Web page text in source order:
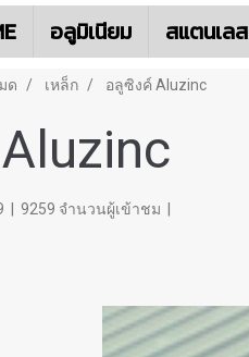
อลูมิเนียม สแตนเลส
ด เหล็ก อลูซิงค์ Aluzinc
9259 จำนวนผู้เข้าชม